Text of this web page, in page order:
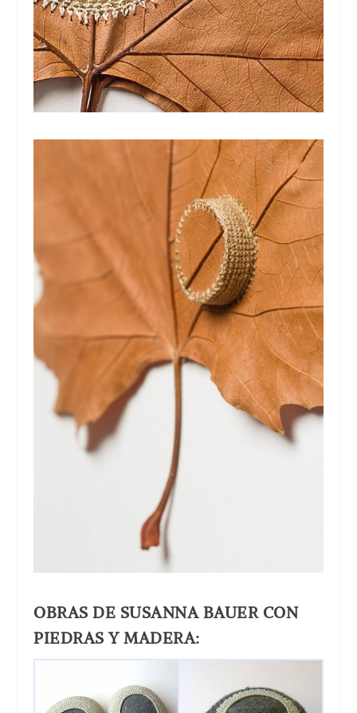
OBRAS DE SUSANNA BAUER CON
PIEDRAS Y MADERA: